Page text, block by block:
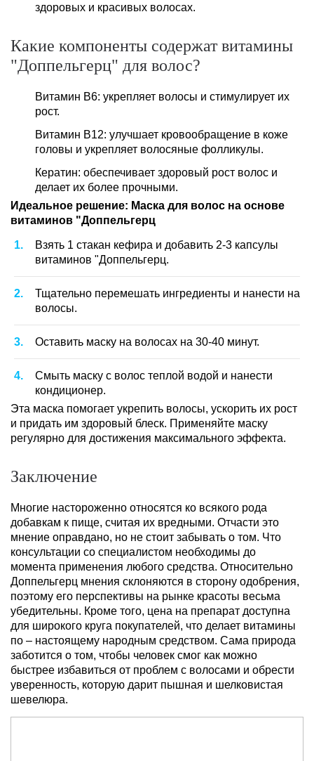
здоровых и красивых волосах.
Какие компоненты содержат витамины
"Доппельгерц" для волос?
Витамин B6: укрепляет волосы и стимулирует их
рост.
Витамин B12: улучшает кровообращение в коже
головы и укрепляет волосяные фолликулы.
Кератин: обеспечивает здоровый рост волос и
делает их более прочными.
Идеальное решение: Маска для волос на основе
витаминов "Доппельгерц
Взять 1 стакан кефира и добавить 2-3 капсулы
витаминов "Доппельгерц.
Тщательно перемешать ингредиенты и нанести на
волосы.
Оставить маску на волосах на 30-40 минут.
Смыть маску с волос теплой водой и нанести
кондиционер.
Эта маска помогает укрепить волосы, ускорить их рост
и придать им здоровый блеск. Применяйте маску
регулярно для достижения максимального эффекта.
Заключение
Многие настороженно относятся ко всякого рода
добавкам к пище, считая их вредными. Отчасти это
мнение оправдано, но не стоит забывать о том. Что
консультации со специалистом необходимы до
момента применения любого средства. Относительно
Доппельгерц мнения склоняются в сторону одобрения,
поэтому его перспективы на рынке красоты весьма
убедительны. Кроме того, цена на препарат доступна
для широкого круга покупателей, что делает витамины
по – настоящему народным средством. Сама природа
заботится о том, чтобы человек смог как можно
быстрее избавиться от проблем с волосами и обрести
уверенность, которую дарит пышная и шелковистая
шевелюра.